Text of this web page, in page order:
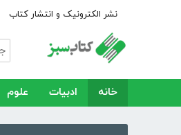
نشر الکترونیک و انتشار کتاب
خانه ادبیات علوم